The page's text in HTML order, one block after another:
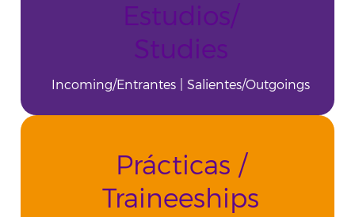
Estudios/
Studies
Incoming/Entrantes Salientes/Outgoings
Prácticas /
Traineeships